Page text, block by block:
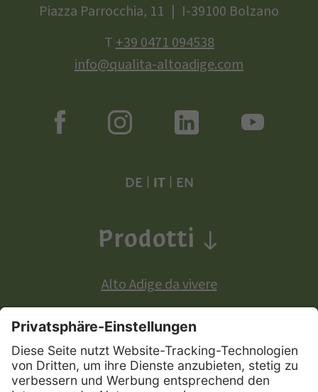
Piazza Parrocchia, 11
I-39100 Bolzano
T+39 0471 094538
info@qualita-altoadige.com
DE IT| EN
Prodotti
Alto Adige da vivere
Prodotti a denominazione di origine europea: